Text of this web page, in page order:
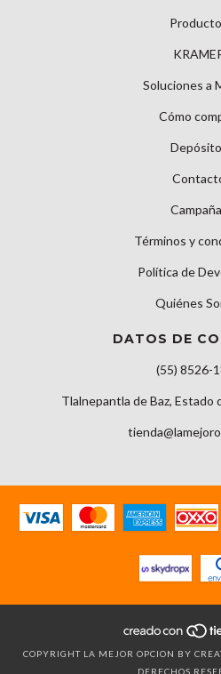
Soluciones a
Cómo
Términos y
Política de
Quiénes
DATOS DE
(55) 8526-
Tlalnepantla de Baz, Estado
COPYRIGHT LA MEJOR OPCION BY
DERECHOS